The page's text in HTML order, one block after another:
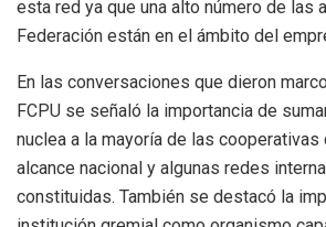
esta red ya que una alto número de las
Federación están en el ámbito del
En las conversaciones que dieron
FCPU se señaló la importancia de
nuclea a la mayoría de las cooperativas
alcance nacional y algunas redes
constituidas. También se destacó la